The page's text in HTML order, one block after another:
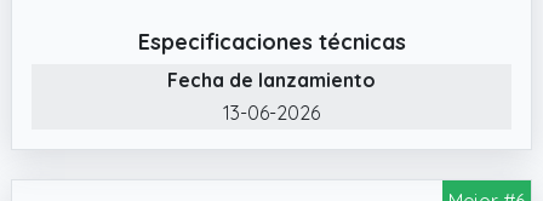
maximizar tu productividad. Es el único
planificador con vista semanal completa (de
lunes a domingo) e intervalos de 30 minutos
Especificaciones técnicas
Fecha de lanzamiento
13-06-2026